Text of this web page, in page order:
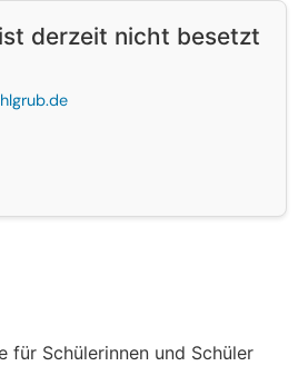
derzeit nicht besetzt
für Schülerinnen und Schüler